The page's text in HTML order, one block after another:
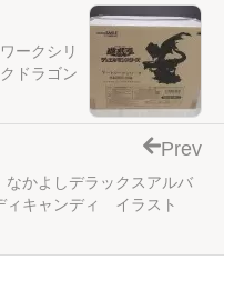
ークシリ
ドラゴン
なかよしデラックスアルバ
ィキャンディ イラスト
Prev